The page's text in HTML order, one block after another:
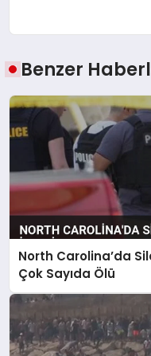
Benzer
North Carolina’da
Çok Sayıda Ölü